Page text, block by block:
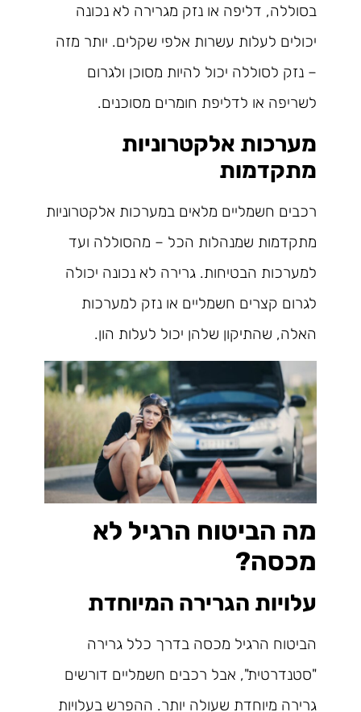
בסוללה, דליפה או נזק מגרירה לא נכונה
יכולים לעלות עשרות אלפי שקלים. יותר מזה
– נזק לסוללה יכול להיות מסוכן ולגרום
לשריפה או לדליפת חומרים מסוכנים.
מערכות אלקטרוניות
מתקדמות
רכבים חשמליים מלאים במערכות אלקטרוניות
מתקדמות שמנהלות הכל – מהסוללה ועד
למערכות הבטיחות. גרירה לא נכונה יכולה
לגרום קצרים חשמליים או נזק למערכות
האלה, שהתיקון שלהן יכול לעלות הון.
מה הביטוח הרגיל לא
מכסה?
עלויות הגרירה המיוחדת
הביטוח הרגיל מכסה בדרך כלל גרירה
"סטנדרטית", אבל רכבים חשמליים דורשים
גרירה מיוחדת שעולה יותר. ההפרש בעלויות